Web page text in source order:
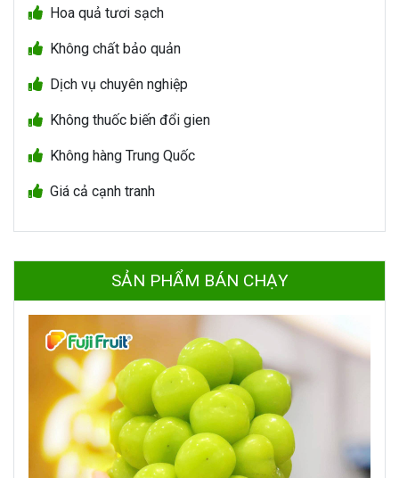
Hoa quả tươi sạch
Không chất bảo quản
Dịch vụ chuyên nghiệp
Không thuốc biến đổi gien
Không hàng Trung Quốc
Giá cả cạnh tranh
SẢN PHẨM BÁN CHẠY